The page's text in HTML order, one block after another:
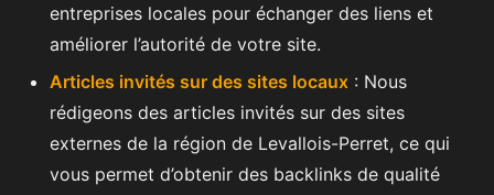
entreprises locales pour échanger des liens et
améliorer l’autorité de votre site.
Articles invités sur des sites locaux : Nous
rédigeons des articles invités sur des sites
externes de la région de Levallois-Perret, ce qui
vous permet d’obtenir des backlinks de qualité